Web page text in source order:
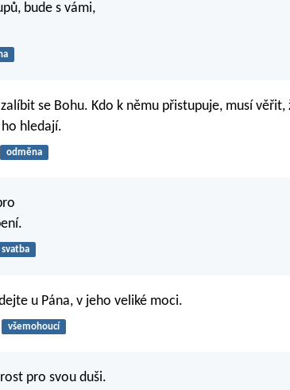
bude s vámi,
se Bohu. Kdo k němu přistupuje, musí věřit,
hledají.
odměna
svatba
u Pána, v jeho veliké moci.
všemohoucí
pro svou duši.